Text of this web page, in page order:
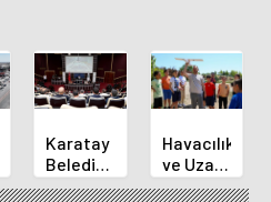
Karatay
Belediye
Başkanı
Havacılık
ve Uzay
Yaz